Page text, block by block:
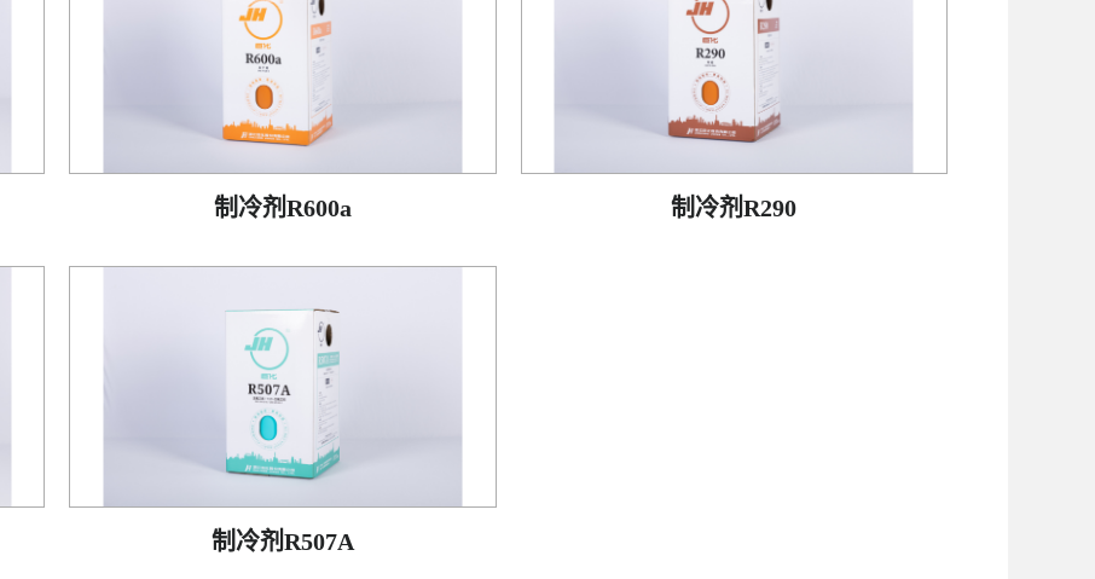
制冷剂R600a 制冷剂R290
制冷剂R507A